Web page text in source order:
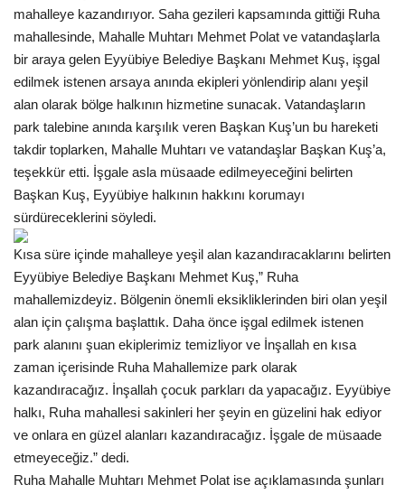
Yaşam
Künye
Sağlık
İletişim
Kültür Sanat
mahalleye kazandırıyor. Saha gezileri kapsamında gittiği Ruha
mahallesinde, Mahalle Muhtarı Mehmet Polat ve vatandaşlarla
bir araya gelen Eyyübiye Belediye Başkanı Mehmet Kuş, işgal
edilmek istenen arsaya anında ekipleri yönlendirip alanı yeşil
alan olarak bölge halkının hizmetine sunacak. Vatandaşların
park talebine anında karşılık veren Başkan Kuş’un bu hareketi
takdir toplarken, Mahalle Muhtarı ve vatandaşlar Başkan Kuş’a,
teşekkür etti. İşgale asla müsaade edilmeyeceğini belirten
Başkan Kuş, Eyyübiye halkının hakkını korumayı
sürdüreceklerini söyledi.
Kısa süre içinde mahalleye yeşil alan kazandıracaklarını belirten
Eyyübiye Belediye Başkanı Mehmet Kuş,” Ruha
mahallemizdeyiz. Bölgenin önemli eksikliklerinden biri olan yeşil
alan için çalışma başlattık. Daha önce işgal edilmek istenen
park alanını şuan ekiplerimiz temizliyor ve İnşallah en kısa
zaman içerisinde Ruha Mahallemize park olarak
kazandıracağız. İnşallah çocuk parkları da yapacağız. Eyyübiye
halkı, Ruha mahallesi sakinleri her şeyin en güzelini hak ediyor
ve onlara en güzel alanları kazandıracağız. İşgale de müsaade
etmeyeceğiz.” dedi.
Ruha Mahalle Muhtarı Mehmet Polat ise açıklamasında şunları